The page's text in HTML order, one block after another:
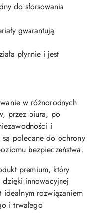
do sforsowania
gwarantują
płynnie i jest
w różnorodnych
przez biura, po
i
polecane do ochrony
bezpieczeństwa.
premium, który
innowacyjnej
rozwiązaniem
i trwałego